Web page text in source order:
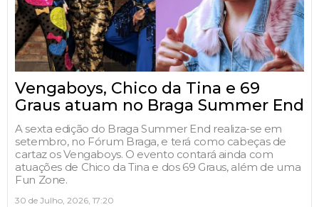
Vengaboys, Chico da Tina e 69
Graus atuam no Braga Summer End
A sexta edição do Braga Summer End realiza-se em
setembro, no Fórum Braga, e terá como cabeças de
cartaz os Vengaboys. O evento contará ainda com
atuações de Chico da Tina e dos 69 Graus, além de uma
Fun Zone.
30 de Julho, 2026, 17:20